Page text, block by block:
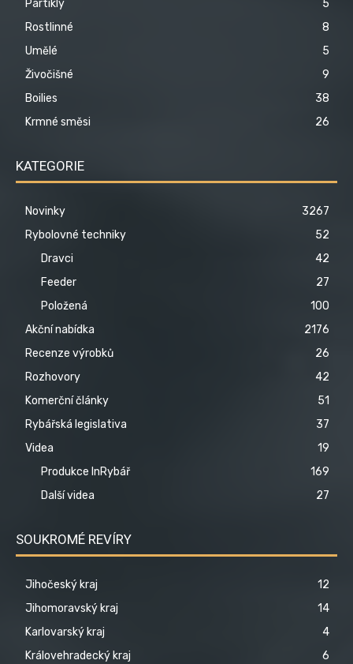
Partikly
5
Rostlinné
8
Umělé
5
Živočišné
9
Boilies
38
Krmné směsi
26
KATEGORIE
Novinky
3267
Rybolovné techniky
52
Dravci
42
Feeder
27
Položená
100
Akční nabídka
2176
Recenze výrobků
26
Rozhovory
42
Komerční články
51
Rybářská legislativa
37
Videa
19
Produkce InRybář
169
Další videa
27
SOUKROMÉ REVÍRY
Jihočeský kraj
12
Jihomoravský kraj
14
Karlovarský kraj
4
Královehradecký kraj
6